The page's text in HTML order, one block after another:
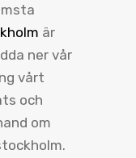
är
ner vår
vårt
och
om